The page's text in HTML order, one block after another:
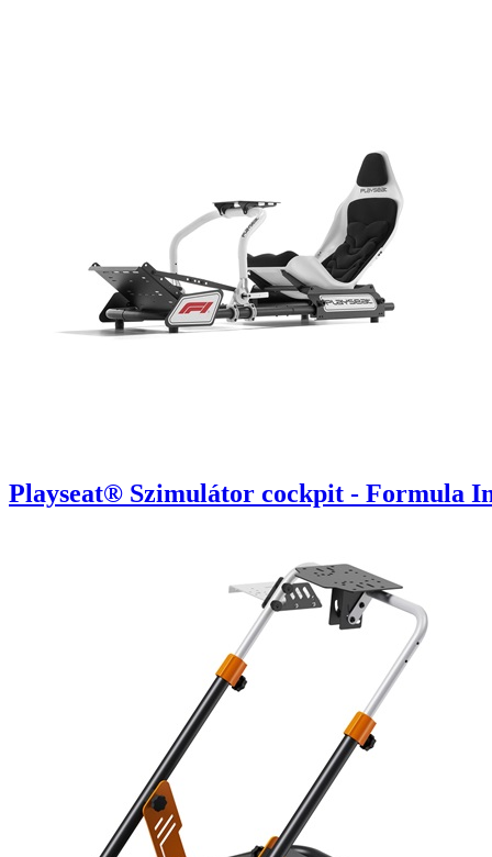
Playseat® Szimulátor cockpit - Formula